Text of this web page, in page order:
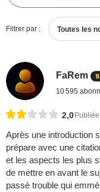
Filtrer par : Toutes les
FaRem
10 595
2,0
Après une introduction
prépare avec une
et les aspects les plus
de mettre en avant le
passé trouble qui